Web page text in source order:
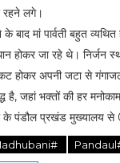
रहने लगे।
के बाद मां पार्वती बहुत
होकर जा रहे थे। निर्जन
होकर अपनी जटा से गंगाजल
है, जहां भक्तों की हर
के पंडौल प्रखंड मुख्यालय से